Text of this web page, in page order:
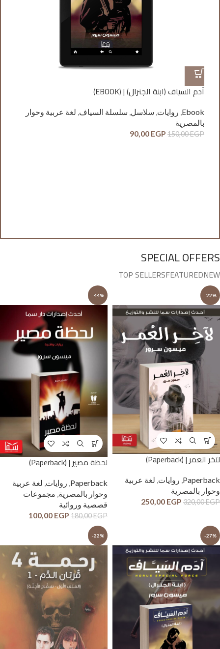
آدم السياف (ابنة الجنرال) | (EBOOK)
Ebook
, روايات, سلاسل, سلسلة السياف, لغة عربية وحوار
بالمصرية
150,00EGP
90,00 EGP
SPECIAL OFFERS
NEW
FEATURED
TOP SELLERS
-22%
لآخر العمر | (Paperback)
Paperback
, روايات, لغة عربية
وحوار بالمصرية
320,00EGP
250,00 EGP
-44%
لحظة مصير | (Paperback)
Paperback
, روايات, لغة عربية
وحوار بالمصرية, مجموعات
قصصية وروائية
180,00EGP
100,00 EGP
-27%
-22%